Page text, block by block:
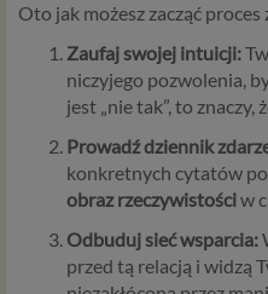
Oto jak możesz zacząć
Zaufaj swojej intuicji:
niczyjego pozwolenia,
jest „nie tak”, to znaczy,
Prowadź dziennik
konkretnych cytatów
obraz rzeczywistościw
Odbuduj sieć wsparcia:
przed tą relacją i widzą